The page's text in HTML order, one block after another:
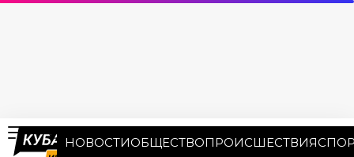
НОВОСТИОБЩЕСТВОПРОИСШЕСТВИЯ